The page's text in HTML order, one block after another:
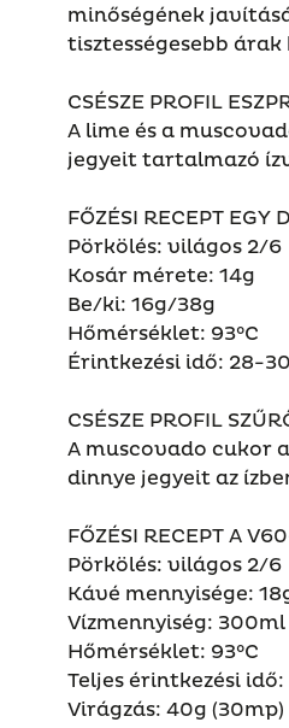
minőségének
tisztességesebb
CSÉSZE PROFIL
A lime és a
jegyeit tartalmazó
FŐZÉSI RECEPT EGY
Pörkölés: világos 2/6
Kosár mérete: 14g
Be/ki: 16g/38g
Hőmérséklet: 93°C
Érintkezési idő: 28-
CSÉSZE PROFIL
A muscovado cukor
dinnye jegyeit az
FŐZÉSI RECEPT A
Pörkölés: világos 2/6
Kávé mennyisége:
Vízmennyiség: 300ml
Hőmérséklet: 93°C
Teljes érintkezési idő:
Virágzás: 40g (30mp)